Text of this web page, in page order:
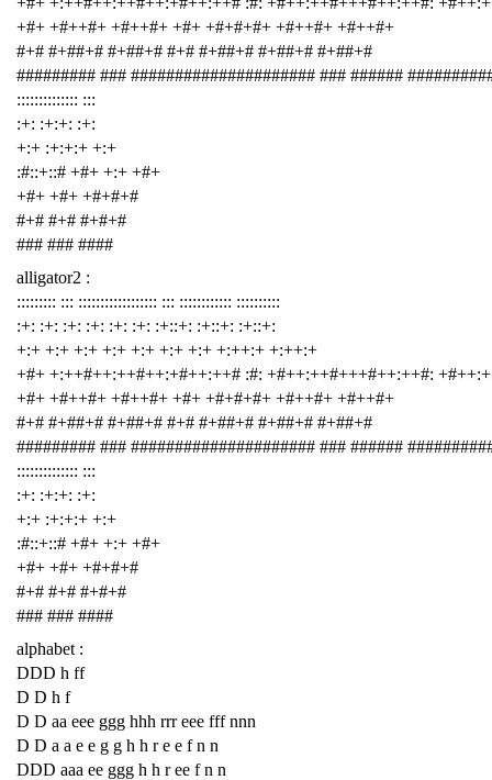
+#+ +#++#+ +#++#+ +#+ +#+#+#+ +#++#+ +#++#+
#+# #+##+# #+##+# #+# #+##+# #+##+# #+##+#
######### ### ##################### ### ######
:::::::::::::: :::
:+: :+:+: :+:
+:+ :+:+:+ +:+
:#::+::# +#+ +:+ +#+
+#+ +#+ +#+#+#
#+# #+# #+#+#
### ### ####
alligator2 :
::::::::: ::: :::::::::::::::::: ::: :::::::::::: ::::::::::
:+: :+: :+: :+: :+: :+: :+::+: :+::+: :+::+:
+:+ +:+ +:+ +:+ +:+ +:+ +:+ +:++:+ +:++:+
+#+ +:++#++:++#++:+#++:++# :#: +#++:++#+++#++:++#:
+#+ +#++#+ +#++#+ +#+ +#+#+#+ +#++#+ +#++#+
#+# #+##+# #+##+# #+# #+##+# #+##+# #+##+#
######### ### ##################### ### ######
:::::::::::::: :::
:+: :+:+: :+:
+:+ :+:+:+ +:+
:#::+::# +#+ +:+ +#+
+#+ +#+ +#+#+#
#+# #+# #+#+#
### ### ####
alphabet :
DDD h ff
D D h f
D D aa eee ggg hhh rrr eee fff nnn
D D a a e e g g h h r e e f n n
DDD aaa ee ggg h h r ee f n n